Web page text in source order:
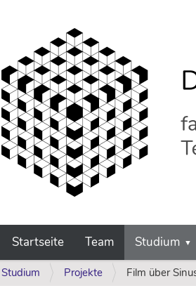
Startseite Team Studium
S
i
Studium Projekte Film über